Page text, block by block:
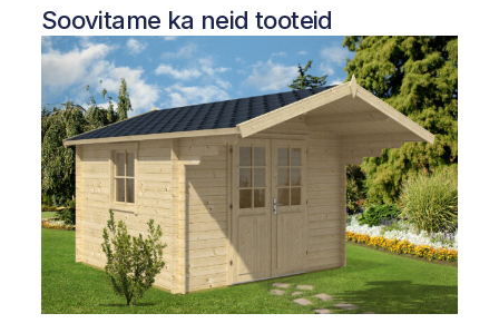
Soovitame ka neid tooteid